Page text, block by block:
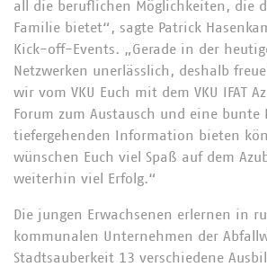
all die beruflichen Möglichkeiten, die
Familie bietet“, sagte Patrick
Kick-off-Events. „Gerade in der
Netzwerken unerlässlich, deshalb
wir vom VKU Euch mit dem VKU IFAT
Forum zum Austausch und eine bunte
tiefergehenden Information bieten
wünschen Euch viel Spaß auf dem
weiterhin viel Erfolg.“
Die jungen Erwachsenen erlernen in
kommunalen Unternehmen der
Stadtsauberkeit 13 verschiedene